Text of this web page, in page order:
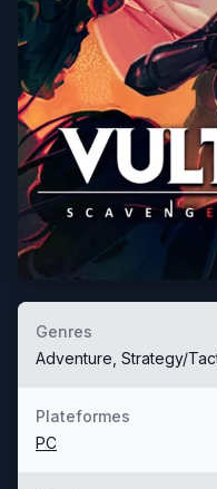
Genres
Adventure, Strategy/
Plateformes
PC